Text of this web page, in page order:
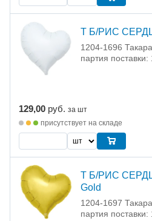
Т Б/РИС
1204-1696
партия
129,00 руб. за шт
присутствует на складе
Т Б/РИС
Gold
1204-1697
партия